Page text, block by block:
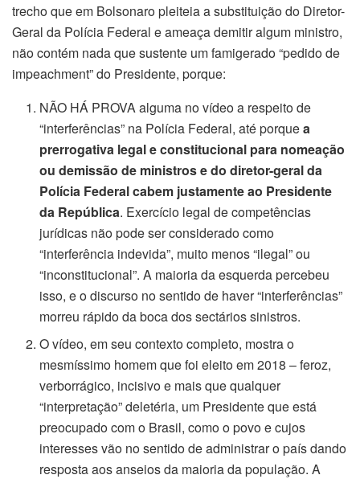
trecho que em Bolsonaro pleiteia a substituição do Diretor-
Geral da Polícia Federal e ameaça demitir algum ministro,
não contém nada que sustente um famigerado “pedido de
impeachment” do Presidente, porque:
NÃO HÁ PROVA alguma no vídeo a respeito de
“interferências” na Polícia Federal, até porquea
prerrogativa legal e constitucional para nomeação
ou demissão de ministros e do diretor-geral da
Polícia Federal cabem justamente ao Presidente
da República. Exercício legal de competências
jurídicas não pode ser considerado como
“interferência indevida”, muito menos “ilegal” ou
“inconstitucional”. A maioria da esquerda percebeu
isso, e o discurso no sentido de haver “interferências”
morreu rápido da boca dos sectários sinistros.
O vídeo, em seu contexto completo, mostra o
mesmíssimo homem que foi eleito em 2018 – feroz,
verborrágico, incisivo e mais que qualquer
“interpretação” deletéria, um Presidente que está
preocupado com o Brasil, como o povo e cujos
interesses vão no sentido de administrar o país dando
resposta aos anseios da maioria da população. A